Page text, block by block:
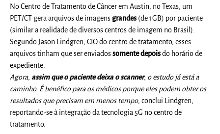
No Centro de Tratamento de Câncer em Austin, no Texas, um
PET/CT gera arquivos de imagens grandes (de 1GB) por paciente
(similar a realidade de diversos centros de imagem no Brasil).
Segundo Jason Lindgren, CIO do centro de tratamento, esses
arquivos tinham que ser enviadossomente depoisdo horário de
expediente.
Agora, assim que o paciente deixa o scanner, o estudo já está a
caminho. É benéfico para os médicos porque eles podem obter os
resultados que precisam em menos tempo, conclui Lindgren,
reportando-se à integração da tecnologia 5G no centro de
tratamento.